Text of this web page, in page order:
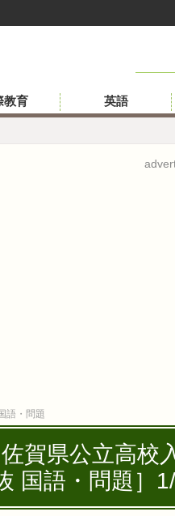
教育 英語
語・問題
賀県公立高校
国語・問題］